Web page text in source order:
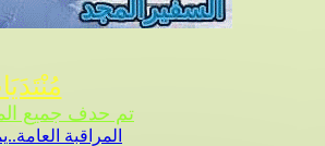
تم حدف جميع
المراقبة